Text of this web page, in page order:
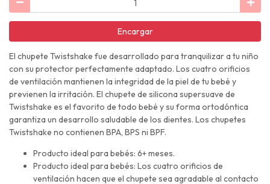
Encargar
El chupete Twistshake fue desarrollado para tranquilizar a tu niño
con su protector perfectamente adaptado. Los cuatro orificios
de ventilación mantienen la integridad de la piel de tu bebé y
previenen la irritación. El chupete de silicona supersuave de
Twistshake es el favorito de todo bebé y su forma ortodóntica
garantiza un desarrollo saludable de los dientes. Los chupetes
Twistshake no contienen BPA, BPS ni BPF.
Producto ideal para bebés: 6+ meses.
Producto ideal para bebés: Los cuatro orificios de
ventilación hacen que el chupete sea agradable al contacto